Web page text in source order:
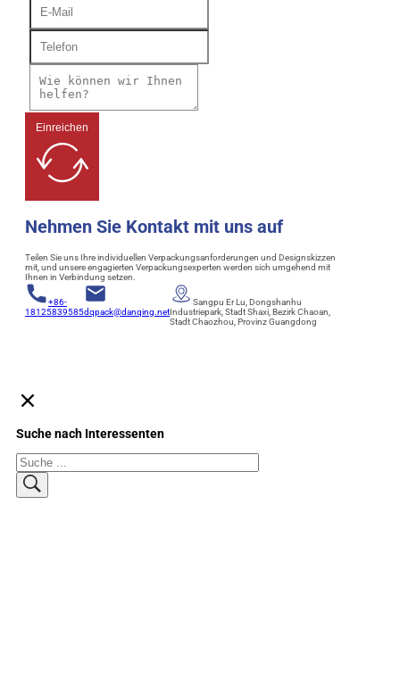
Einreichen
Nehmen Sie Kontakt mit uns auf
Teilen Sie uns Ihre individuellen Verpackungsanforderungen und Designskizzen
mit, und unsere engagierten Verpackungsexperten werden sich umgehend mit
Ihnen in Verbindung setzen.
+86-
18125839585dqpack@danqing.net
Sangpu Er Lu, Dongshanhu
Industriepark, Stadt Shaxi, Bezirk Chaoan,
Stadt Chaozhou, Provinz Guangdong
Suche nach Interessenten
Suchen